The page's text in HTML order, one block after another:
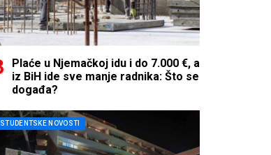
Plaće u Njemačkoj idu i do 7.000 €, a
iz BiH ide sve manje radnika: Što se
događa?
STUDENTSKE NOVOSTI